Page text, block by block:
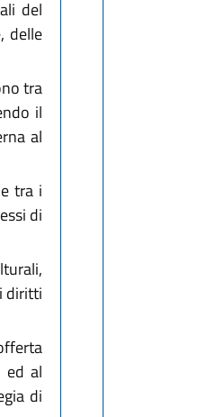
del
delle
tra
il
al
tra i
di
diritti
ed al
di